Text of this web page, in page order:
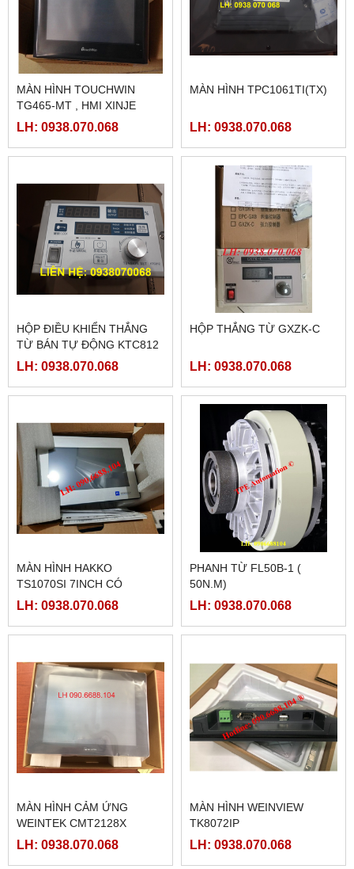
MÀN HÌNH TOUCHWIN
TG465-MT , HMI XINJE
TG465-MT
LH: 0938.070.068
MÀN HÌNH TPC1061TI(TX)
LH: 0938.070.068
HỘP ĐIỀU KHIỂN THẮNG
TỪ BÁN TỰ ĐỘNG KTC812
LH: 0938.070.068
HỘP THẮNG TỪ GXZK-C
LH: 0938.070.068
MÀN HÌNH HAKKO
TS1070SI 7INCH CÓ
ETHERNET
LH: 0938.070.068
PHANH TỪ FL50B-1 (
50N.M)
LH: 0938.070.068
MÀN HÌNH CẢM ỨNG
WEINTEK CMT2128X
LH: 0938.070.068
MÀN HÌNH WEINVIEW
TK8072IP
LH: 0938.070.068